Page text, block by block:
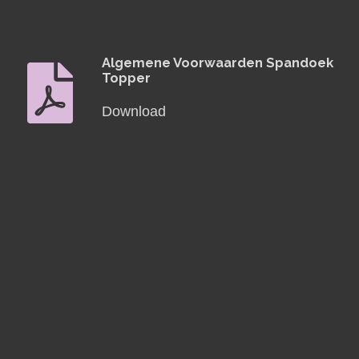
Algemene Voorwaarden Spandoek
Topper
Download